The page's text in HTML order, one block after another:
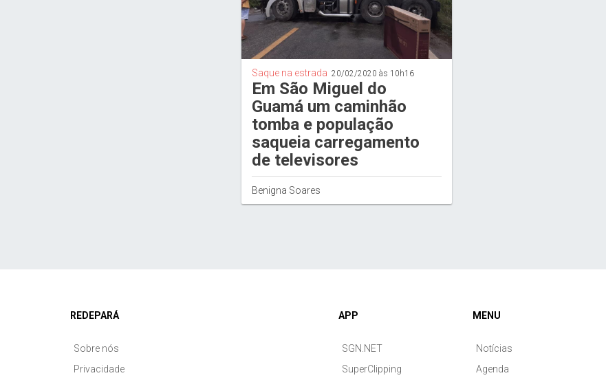
Saque na estrada 20/02/2020 às 10h16
Em São Miguel do
Guamá um caminhão
tomba e população
saqueia carregamento
de televisores
Benigna Soares
REDEPARÁ
Sobre nós
Privacidade
APP
SGN.NET
SuperClipping
MENU
Notícias
Agenda